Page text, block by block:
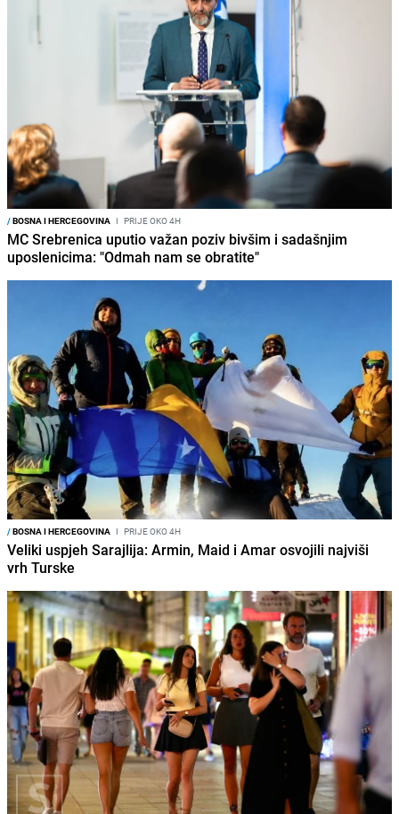
/BOSNA I HERCEGOVINA I PRIJE OKO 4H
MC Srebrenica uputio važan poziv bivšim i sadašnjim
uposlenicima: "Odmah nam se obratite"
/BOSNA I HERCEGOVINA I PRIJE OKO 4H
Veliki uspjeh Sarajlija: Armin, Maid i Amar osvojili najviši
vrh Turske